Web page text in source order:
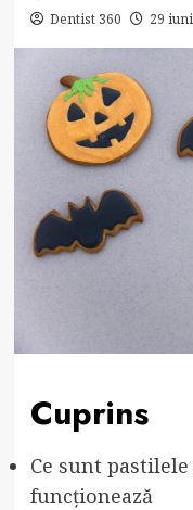
Dentist 360 29
Cuprins
Ce sunt
funcționează